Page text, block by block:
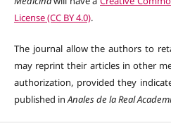
License (CC BY 4.0).
The journal allow the authors to
may reprint their articles in other
authorization, provided they
published inAnales de la Real